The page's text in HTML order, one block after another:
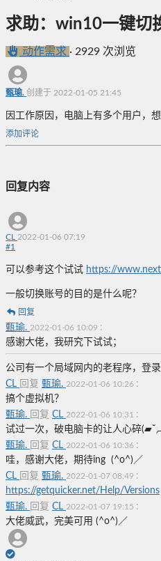
求助：win10一键切
动作需求 · 2929 次浏览
甄瑜. 创建于 2022-01-05 21:45
因工作原因，电脑上有多个用户，
添加评论
回复内容
CL 2022-01-06 07:19
#1
可以参考这个试试 https://
一般切换账号的目的是什么呢？
回复
甄瑜. 2022-01-06 10:09 :
感谢大佬，我研究下试试；
公司有一个局域网内的老程序，登
CL 回复 甄瑜. 2022-01-06 10:26 :
搞个虚拟机？
甄瑜. 回复 CL 2022-01-06 10:31 :
试过一次，破电脑卡的让人心碎
甄瑜. 回复 CL 2022-01-06 10:36 :
哇，感谢大佬，期待ing (^o^)／
CL 回复 甄瑜. 2022-01-07 08:49 :
https://getquicker.net/Help/Versions
甄瑜. 回复 CL 2022-01-07 19:15 :
大佬威武，完美可用 (^o^)／